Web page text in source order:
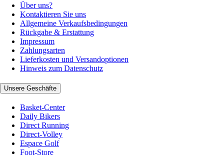
Über uns?
Kontaktieren Sie uns
Allgemeine Verkaufsbedingungen
Rückgabe & Erstattung
Impressum
Zahlungsarten
Lieferkosten und Versandoptionen
Hinweis zum Datenschutz
Unsere Geschäfte
Basket-Center
Daily Bikers
Direct Running
Direct-Volley
Espace Golf
Foot-Store